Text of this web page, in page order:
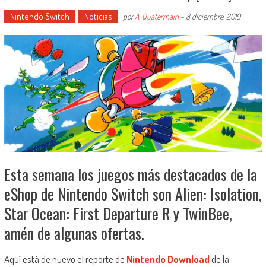
Nintendo Switch Noticias porA. Quatermain- 8 diciembre, 2019
Esta semana los juegos más destacados de la
eShop de Nintendo Switch son Alien: Isolation,
Star Ocean: First Departure R y TwinBee,
amén de algunas ofertas.
Aquí está de nuevo el reporte de Nintendo Downloadde la